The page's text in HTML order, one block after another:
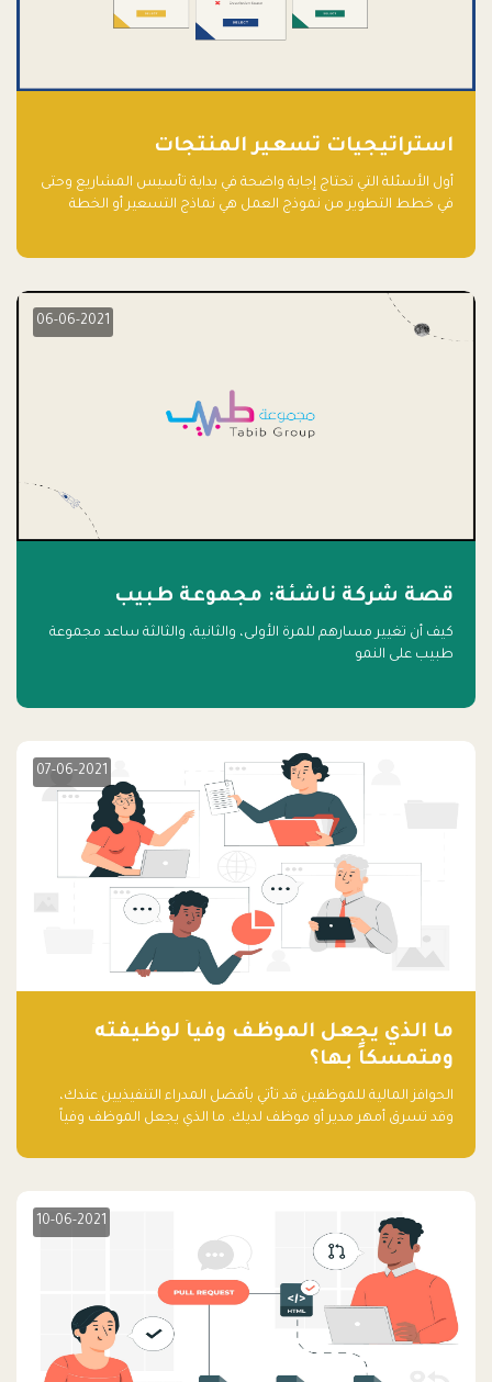
استراتيجيات تسعير المنتجات
أول الأسئلة التي تحتاج إجابة واضحة في بداية تأسيس المشاريع وحتى
في خطط التطوير من نموذج العمل هي نماذج التسعير أو الخطة
06-06-2021
قصة شركة ناشئة: مجموعة طبيب
كيف أن تغيير مسارهم للمرة الأولى، والثانية، والثالثة ساعد مجموعة
طبيب على النمو
07-06-2021
ما الذي يجعل الموظف وفياً لوظيفته
ومتمسكاً بها؟
الحوافز المالية للموظفين قد تأتي بأفضل المدراء التنفيذيين عندك،
وقد تسرق أمهر مدير أو موظف لديك. ما الذي يجعل الموظف وفياً
10-06-2021